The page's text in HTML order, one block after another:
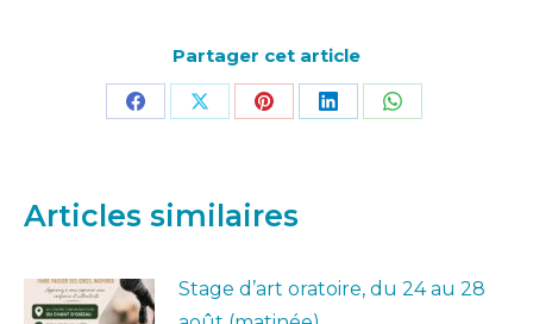
Partager cet article
PartagerPartagerPartagerPartagerPartager
Articles similaires
Stage d’art oratoire, du 24 au 28